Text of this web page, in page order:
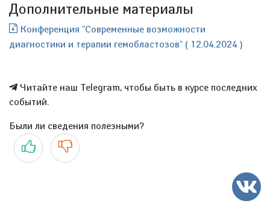
Дополнительные материалы
Конференция "Современные возможности
диагностики и терапии гемобластозов" ( 12.04.2024 )
Читайте наш Telegram, чтобы быть в курсе последних
событий.
Были ли сведения полезными?
Да Нет